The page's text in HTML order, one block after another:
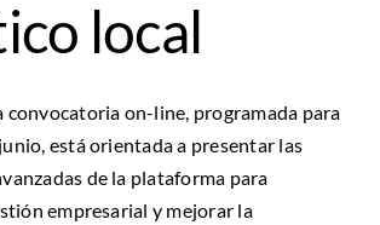
local
convocatoria on-line, programada para
está orientada a presentar las
de la plataforma para
empresarial y mejorar la